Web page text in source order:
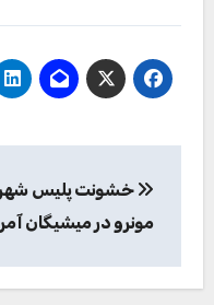
نوشته
خشونت پلیس شهر
مونرو در میشیگان